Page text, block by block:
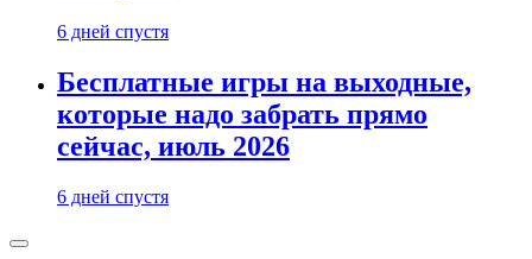
6 дней спустя
Бесплатные игры на выходные,
которые надо забрать прямо
сейчас, июль 2026
6 дней спустя